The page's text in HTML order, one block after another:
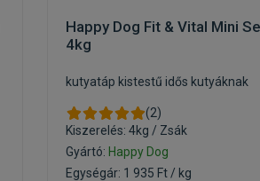
Happy Dog Fit & Vital Mini
4kg
kutyatáp kistestű idős kutyáknak
(2)
Kiszerelés: 4kg / Zsák
Gyártó: Happy Dog
Egységár: 1 935 Ft / kg